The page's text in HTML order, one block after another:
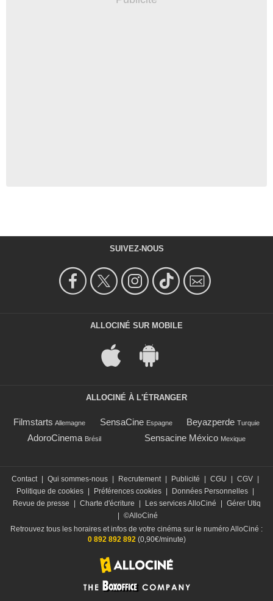
SUIVEZ-NOUS
ALLOCINÉ SUR MOBILE
ALLOCINÉ À L'ÉTRANGER
Filmstarts Allemagne SensaCine Espagne Beyazperde Turquie
AdoroCinema Brésil Sensacine México Mexique
Contact Qui sommes-nous Recrutement Publicité CGU CGV
Politique de cookies
Préférences cookies Données Personnelles
Revue de presse
Charte d'écriture Les services AlloCiné
Gérer Utiq
©AlloCiné
Retrouvez tous les horaires et infos de votre cinéma sur le numéro AlloCiné :
0 892 892 892(0,90€/minute)